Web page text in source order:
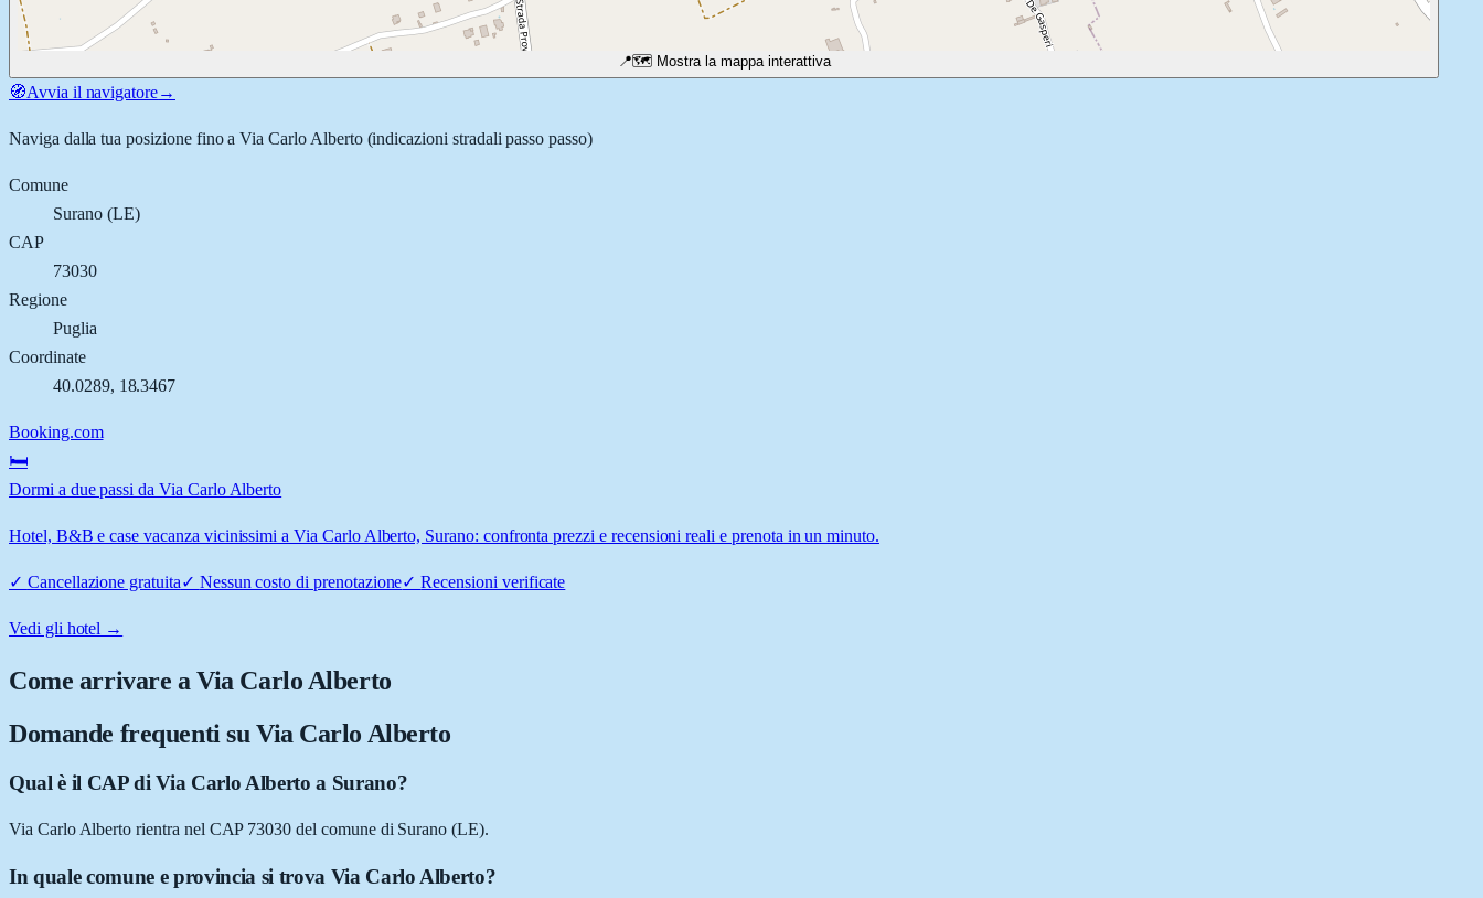
📍🗺️ Mostra la mappa interattiva
🧭Avvia il navigatore→
Naviga dalla tua posizione fino aVia Carlo Alberto(indicazioni stradali passo passo)
Comune
Surano(LE)
CAP
73030
Regione
Puglia
Coordinate
40.0289, 18.3467
Booking.com
🛏️
Dormi a due passi da Via Carlo Alberto
Hotel, B&B e case vacanza vicinissimi a Via Carlo Alberto, Surano: confronta prezzi e recensioni reali e prenota in un minuto.
✓ Cancellazione gratuita✓ Nessun costo di prenotazione✓Recensioni verificate
Vedi gli hotel →
Come arrivare aVia Carlo Alberto
Domande frequenti su Via Carlo Alberto
Qual è il CAP di Via Carlo Alberto a Surano?
Via Carlo Alberto rientra nel CAP 73030 del comune di Surano (LE).
In quale comune e provincia si trova Via Carlo Alberto?